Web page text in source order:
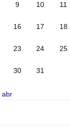
9 10 11
16 17 18
23 24 25
30 31
abr